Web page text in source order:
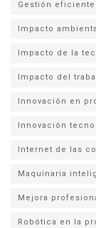
Gestión
Impacto
Impacto de la
Impacto del
Innovación en
Innovación
Internet de las
Maquinaria
Mejora
Robótica en la